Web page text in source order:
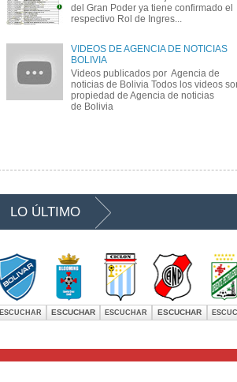
del Gran Poder ya tiene confirmado el
respectivo Rol de Ingres...
VIDEOS DE AGENCIA DE NOTICIAS
BOLIVIA
Videos publicados por Agencia de
noticias de Bolivia Todos los videos
propiedad de Agencia de noticias
de Bolivia
LO ÚLTIMO
ESCUCHAR ESCUCHAR ESCUCHAR ESCUCHAR